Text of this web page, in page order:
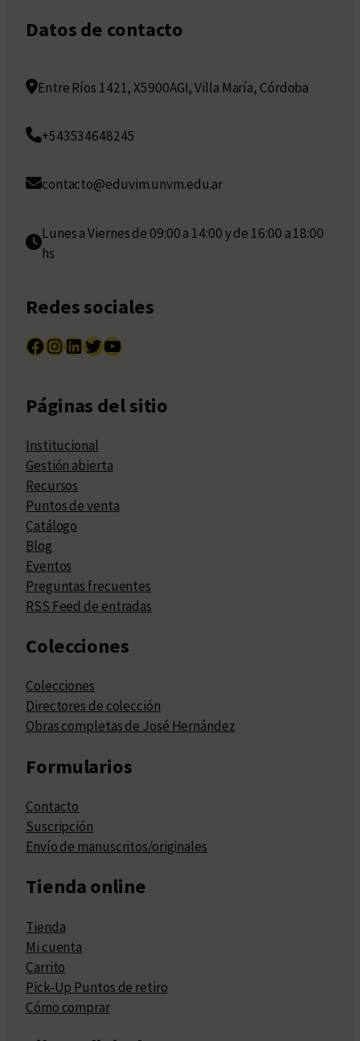
Datos de contacto
Entre Ríos 1421, X5900AGI, Villa María, Córdoba
+543534648245
contacto@eduvim.unvm.edu.ar
Lunes a Viernes de 09:00 a 14:00 y de 16:00 a 18:00
hs
Redes sociales
Facebook InstagramLinkedIn Twitter YouTube
Páginas del sitio
Institucional
Gestión abierta
Recursos
Puntos de venta
Catálogo
Blog
Eventos
Preguntas frecuentes
RSS Feed de entradas
Colecciones
Colecciones
Directores de colección
Obras completas de José Hernández
Formularios
Contacto
Suscripción
Envío de manuscritos/originales
Tienda online
Tienda
Mi cuenta
Carrito
Pick-Up Puntos de retiro
Cómo comprar